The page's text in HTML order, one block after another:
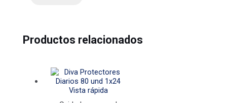
Productos relacionados
Vista rápida